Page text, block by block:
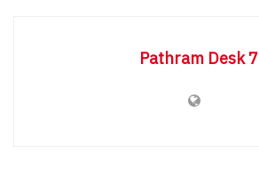
Pathram Desk 7